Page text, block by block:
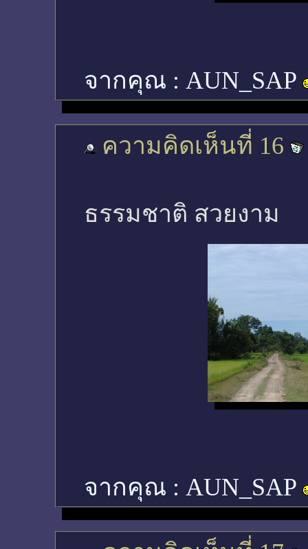
จากคุณ : AUN_SAP
ความคิดเห็นที่ 16
ธรรมชาติ สวยงาม
จากคุณ : AUN_SAP